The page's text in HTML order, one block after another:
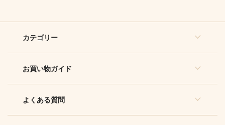
カテゴリー
お買い物ガイド
よくある質問